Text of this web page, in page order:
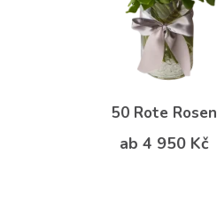
50 Rote Rosen
ab 4 950 Kč